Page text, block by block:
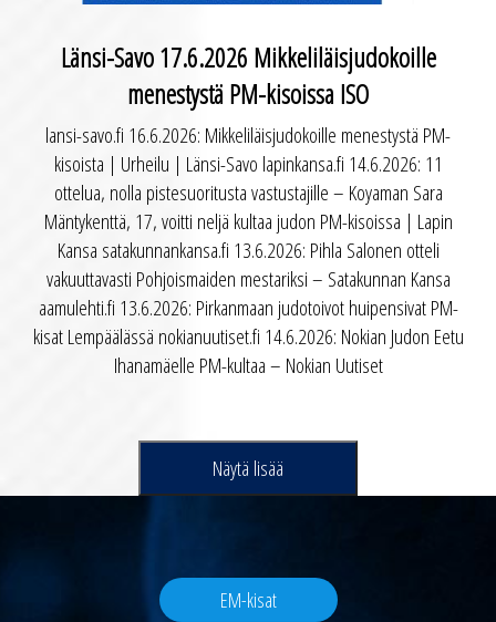
Länsi-Savo 17.6.2026 Mikkeliläisjudokoille
menestystä PM-kisoissa ISO
lansi-savo.fi 16.6.2026: Mikkeliläisjudokoille menestystä PM-
kisoista | Urheilu | Länsi-Savo lapinkansa.fi 14.6.2026: 11
ottelua, nolla pistesuoritusta vastustajille – Koyaman Sara
Mäntykenttä, 17, voitti neljä kultaa judon PM-kisoissa | Lapin
Kansa satakunnankansa.fi 13.6.2026: Pihla Salonen otteli
vakuuttavasti Pohjoismaiden mestariksi – Satakunnan Kansa
aamulehti.fi 13.6.2026: Pirkanmaan judotoivot huipensivat PM-
kisat Lempäälässä nokianuutiset.fi 14.6.2026: Nokian Judon Eetu
Ihanamäelle PM-kultaa – Nokian Uutiset
Näytä lisää
EM-kisat